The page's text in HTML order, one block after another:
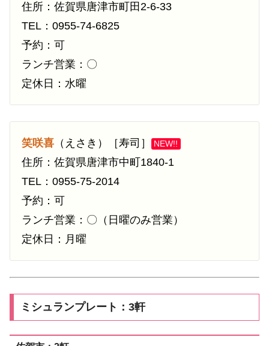
住所：佐賀県唐津市町田2-6-33
TEL：0955-74-6825
予約：可
ランチ営業：〇
定休日：水曜
笑咲喜 （えさき）［寿司］ NEW!!
住所：佐賀県唐津市中町1840-1
TEL：0955-75-2014
予約：可
ランチ営業：〇（日曜のみ営業）
定休日：月曜
ミシュランプレート：3軒